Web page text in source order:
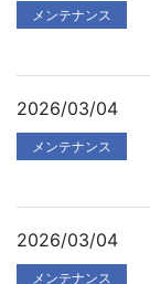
メンテナンス
2026/03/04
メンテナンス
2026/03/04
メンテナンス